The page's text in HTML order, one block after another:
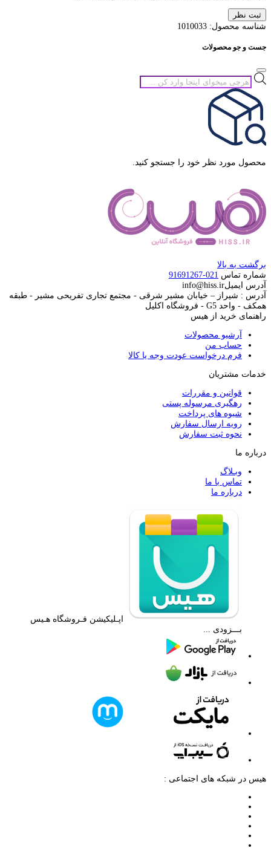
ثبت نظر
شناسه محصول: 1010033
جست و جو محصولات
جستجوی
محصولات
محصول مورد نظر خود را جستجو کنید.
برگشت به بالا
شماره تماس 021-91691267
آدرس ایمیلinfo@hiss.ir
آدرس : شیراز – خیابان مشیر شرقی - مجتمع تجاری تفریحی مشیر - طبقه
همکف - واحد G5 - فروشگاه اکلیل
راهنمای خرید از هیس
آرشیو محصولات
حساب من
فرم درخواست عودت وجه یا کالا
خدمات مشتریان
قوانین و مقررات
رهگیری مرسوله پستی
شیوه های پرداخت
رویه ارسال سفارش
نحوه ثبت سفارش
درباره ما
وبـلاگ
تماس با ما
درباره ما
اپـلیکیشن فـروشگاه هـیس
بـــزودی ...
هیس در شبکه های اجتماعی :